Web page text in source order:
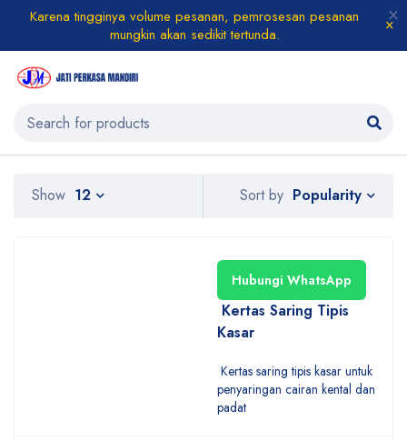
Karena tingginya volume pesanan, pemrosesan pesanan
mungkin akan sedikit tertunda.
Sort by Popularity
Show 12
Hubungi WhatsApp
Kertas Saring Tipis
Kasar
Kertas saring tipis kasar untuk
penyaringan cairan kental dan
padat